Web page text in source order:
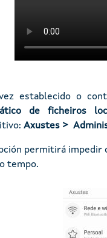
establecido o
de ficheiros
Axustes >
permitirá impedir
tempo.